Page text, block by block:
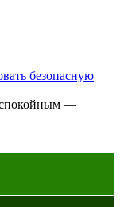
безопасную
спокойным —